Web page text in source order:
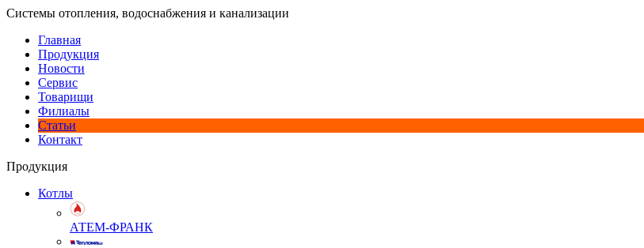
Системы отопления, водоснабжения и канализации
Главная
Продукция
Новости
Сервис
Товарищи
Филиалы
Статьи
Контакт
Продукция
Котлы
АТЕМ-ФРАНК